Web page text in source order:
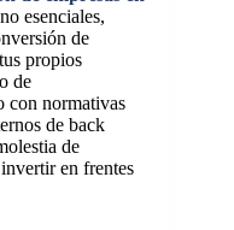
esenciales,
de
propios
de
con normativas
de back
de
en frentes